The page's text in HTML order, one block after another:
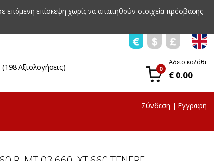
επόμενη επίσκεψη χωρίς να απαιτηθούν στοιχεία πρόσβασης
(198 Αξιολογήσεις) 0
Άδειο καλάθι
€ 0.00
Σύνδεση | Εγγραφή